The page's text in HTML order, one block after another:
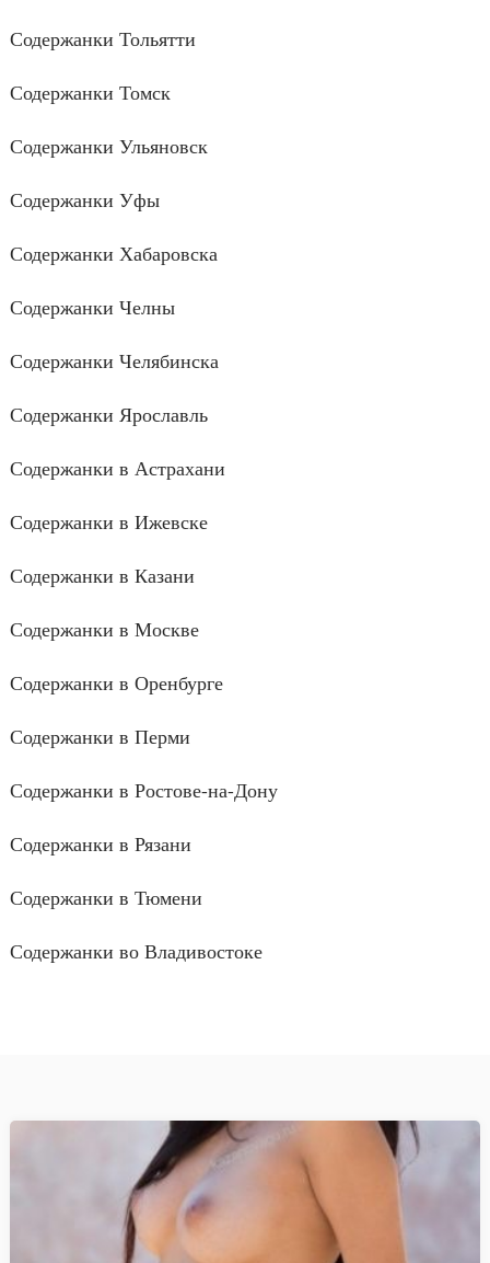
Содержанки Тольятти
Содержанки Томск
Содержанки Ульяновск
Содержанки Уфы
Содержанки Хабаровска
Содержанки Челны
Содержанки Челябинска
Содержанки Ярославль
Содержанки в Астрахани
Содержанки в Ижевске
Содержанки в Казани
Содержанки в Москве
Содержанки в Оренбурге
Содержанки в Перми
Содержанки в Ростове-на-Дону
Содержанки в Рязани
Содержанки в Тюмени
Содержанки во Владивостоке